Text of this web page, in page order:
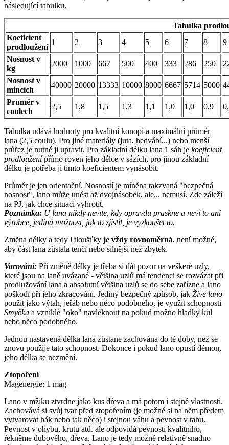
následující tabulku.
Tabulka
Koeficient
prodloužení
1 2 3 4 5 6 7 8
9
Nosnost v
kg
2000 1000 667 500 400 333 286 250
Nosnost v
mincích
40000 20000 13333 10000 8000 6667 5714 5000
Průměr v
coulech
2,5 1,8 1,5 1,3 1,1 1,0 1,0 0,9
Tabulka udává hodnoty pro kvalitní konopí a maximální průměr
lana (2,5 coulu). Pro jiné materiály (juta, hedvábí...) nebo menší
průřez je nutné ji upravit. Pro základní délku lana 1 sáh je koeficient
prodlouženípřímo roven jeho délce v sázích, pro jinou základní
délku je potřeba ji tímto koeficientem vynásobit.
Průměr je jen orientační. Nosností je míněna takzvaná "bezpečná
nosnost", lano může unést až dvojnásobek, ale... nemusí. Zde záleží
na PJ, jak chce situaci vyhrotit.
Poznámka: U lana nikdy nevíte, kdy opravdu praskne a neví to ani
výrobce, jediná možnost, jak to zjistit, je vyzkoušet to.
Změna délky a tedy i tloušťky je vždy rovnoměrná, není možné,
aby část lana zůstala tenčí nebo silnější než zbytek.
Varování: Při změně délky je třeba si dát pozor na veškeré uzly,
které jsou na laně uvázané - většina uzlů má tendenci se rozvázat při
prodlužování lana a absolutní většina uzlů se do sebe zařízne a lano
poškodí při jeho zkracování. Jediný bezpečný způsob, jak Živé lano
použít jako výtah, jeřáb nebo něco podobného, je využít schopnosti
Smyčka a vzniklé "oko" navléknout na pokud možno hladký kůl
nebo něco podobného.
Jednou nastavená délka lana zůstane zachována do té doby, než se
znovu použije tato schopnost. Dokonce i pokud lano opustí démon,
jeho délka se nezmění.
Ztopoření
Magenergie: 1 mag
Lano v mžiku ztvrdne jako kus dřeva a má potom i stejné vlastnosti.
Zachovává si svůj tvar před ztopořením (je možné si na něm předem
vytvarovat hák nebo tak něco) i stejnou váhu a pevnost v tahu.
Pevnost v ohybu, krutu atd. ale odpovídá pevnosti kvalitního,
řekněme dubového, dřeva. Lano je tedy možné relativně snadno